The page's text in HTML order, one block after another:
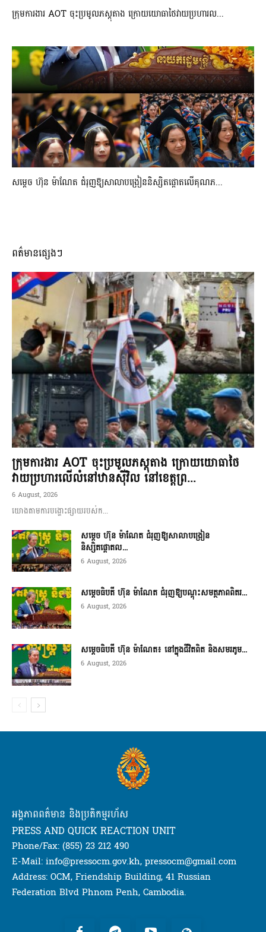
ក្រុមការងារ AOT ចុះប្រមូលភស្តុតាង ក្រោយយោធាថៃវាយប្រហារល...
សម្តេច ហ៊ុន ម៉ាណែត ជំរុញឱ្យសាលាបង្រៀននិស្សិតផ្តោតលើគុណភ...
ពត៌មានផ្សេងៗ
ក្រុមការងារ AOT ចុះប្រមូលភស្តុតាង ក្រោយយោធាថៃ
វាយប្រហារលើលំនៅឋានស៊ីវិល នៅខេត្តព្រ...
6 August, 2026
យោងតាមការបង្ហោះផ្សាយរបស់ក...
សម្តេច ហ៊ុន ម៉ាណែត ជំរុញឱ្យសាលាបង្រៀន
និស្សិតផ្តោតល...
6 August, 2026
សម្តេចធិបតី ហ៊ុន ម៉ាណែត ជំរុញឱ្យបណ្តុះសមត្ថភាពពិតរ...
6 August, 2026
សម្តេចធិបតី ហ៊ុន ម៉ាណែត៖ នៅក្នុងជីវិតពិត និងសមរភូម...
6 August, 2026
អង្គភាពពត៌មាន និងប្រតិកម្មរហ័ស
PRESS AND QUICK REACTION UNIT
Phone/Fax: (855) 23 212 490
E-Mail: info@pressocm.gov.kh, pressocm@gmail.com
Address: OCM, Friendship Building, 41 Russian
Federation Blvd Phnom Penh, Cambodia.